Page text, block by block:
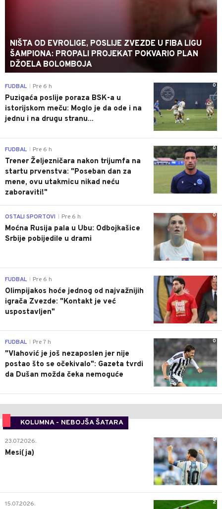
NIŠTA OD EVROLIGE, POSLIJE ZVEZDE U FIBA LIGU
ŠAMPIONA: PROPALI PROJEKAT POKVARIO PLAN
DŽOELA BOLOMBOJA
0
FUDBAL Pre 6 h
Puzigaća poslije poraza BSK-a u
istorijskom meču: Moglo je da ode i na
jednu i na drugu stranu...
0
FUDBAL Pre 6 h
Trener Željezničara nakon trijumfa na
startu prvenstva: "Poseban dan za
mene, ovu utakmicu nikad neću
zaboraviti!"
0
OSTALI SPORTOVI Pre 6 h
Moćna Rusija pala u Ubu: Odbojkašice
Srbije pobijedile u drami
0
FUDBAL Pre 6 h
Olimpijakos hoće jednog od najvažnijih
igrača Zvezde: "Kontakt je već
uspostavljen"
0
FUDBAL Pre 7 h
"Vlahović je još nezaposlen jer nije
postao što se očekivalo": Gazeta tvrdi
da Dušan možda čeka nemoguće
KOLUMNA - NEBOJŠA ŠATARA
0
23.07.2026.
Mesi(ja)
2
15.07.2026.